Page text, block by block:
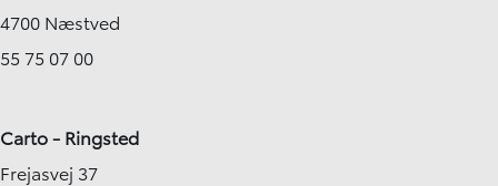
4700 Næstved
55 75 07 00
Carto - Ringsted
Frejasvej 37